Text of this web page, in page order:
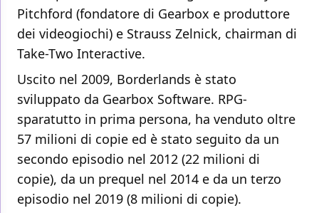
Pitchford (fondatore di Gearbox e produttore
dei videogiochi) e Strauss Zelnick, chairman di
Take-Two Interactive.
Uscito nel 2009, Borderlands è stato
sviluppato da Gearbox Software. RPG-
sparatutto in prima persona, ha venduto oltre
57 milioni di copie ed è stato seguito da un
secondo episodio nel 2012 (22 milioni di
copie), da un prequel nel 2014 e da un terzo
episodio nel 2019 (8 milioni di copie).